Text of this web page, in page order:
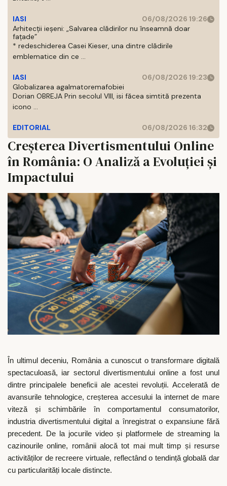
IASI
06/08/2026 19:26
Arhitecții ieșeni: „Salvarea clădirilor nu înseamnă doar
fațade”
* redeschiderea Casei Kieser, una dintre clădirile
emblematice din ce ...
IASI
06/08/2026 19:23
Globalizarea agalmatoremafobiei
Dorian OBREJA Prin secolul VIII, isi făcea simtită prezenta
icono ...
EDITORIAL 06/08/2026 16:32
Creșterea Divertismentului Online
în România: O Analiză a Evoluției și
Impactului
În ultimul deceniu, România a cunoscut o transformare digitală
spectaculoasă, iar sectorul divertismentului online a fost unul
dintre principalele beneficii ale acestei revoluții. Accelerată de
avansurile tehnologice, creșterea accesului la internet de mare
viteză și schimbările în comportamentul consumatorilor,
industria divertismentului digital a înregistrat o expansiune fără
precedent. De la jocurile video și platformele de streaming la
cazinourile online, românii alocă tot mai mult timp și resurse
activităților de recreere virtuale, reflectând o tendință globală dar
cu particularități locale distincte.